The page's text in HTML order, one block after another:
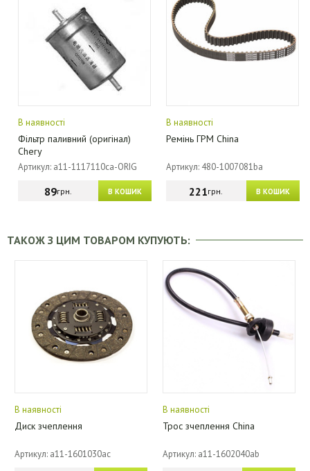
В наявності
Фільтр паливний (оригінал)
Chery
Артикул: a11-1117110ca-ORIG
В КОШИК
89грн.
В наявності
Ремінь ГРМ China
Артикул: 480-1007081ba
В КОШИК
221грн.
ТАКОЖ З ЦИМ ТОВАРОМ КУПУЮТЬ:
В наявності
Диск зчеплення
Артикул: a11-1601030ac
В наявності
Трос зчеплення China
Артикул: a11-1602040ab